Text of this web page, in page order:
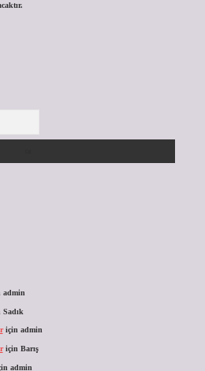
admin
Sadık
için admin
için Barış
admin